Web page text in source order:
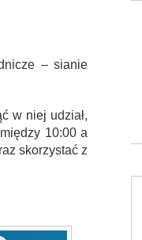
– sianie
w niej udział,
10:00 a
skorzystać z